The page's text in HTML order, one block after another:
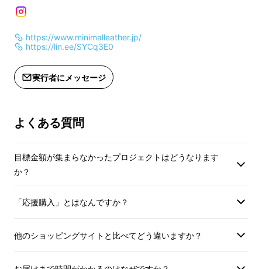
https://www.minimalleather.jp/
https://lin.ee/SYCq3E0
実行者にメッセージ
よくある質問
目標金額が集まらなかったプロジェクトはどうなります
か？
「応援購入」とはなんですか？
他のショッピングサイトと比べてどう違いますか？